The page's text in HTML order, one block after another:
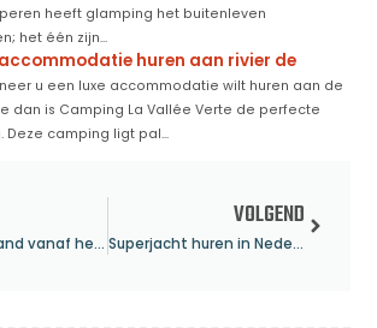
heeft glamping het buitenleven
het één zijn...
huren aan rivier de
u een luxe accommodatie wilt huren aan de
dan is Camping La Vallée Verte de perfecte
Deze camping ligt pal...
Verken Zeeland vanaf het water en boek een boottocht met overnachting
VOLGEND
Superjacht huren in Nederland voor een reis van luxe en elegantie